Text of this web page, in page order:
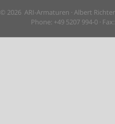
© 2026 ARI-Armaturen · Albert
Phone: +49 5207 994-0 ·